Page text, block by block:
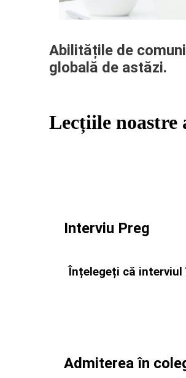
Abilitățile de
globală de astăzi.
Lecțiile noastre
Interviu Preg
Înțelegeți că
Admiterea în